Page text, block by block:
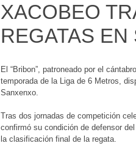
XACOBEO
REGATAS EN
El “Bribon”, patroneado por el
temporada de la Liga de 6 Metros,
Sanxenxo.
Tras dos jornadas de competición
confirmó su condición de defensor
la clasificación final de la regata.